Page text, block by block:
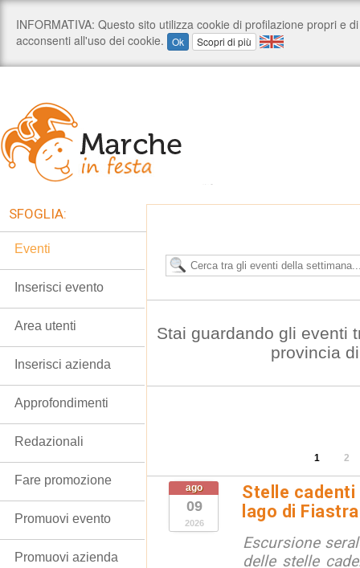
Stai guardando gli eventi
provincia
1 2
ago
09
2026
Stelle
lago di Fiastra
Escursione
delle stelle
SFOGLIA:
Eventi
Inserisci evento
Area utenti
Inserisci azienda
Approfondimenti
Redazionali
Fare promozione
Promuovi evento
Promuovi azienda